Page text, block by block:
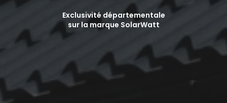
Exclusivité départementale
sur la marque SolarWatt